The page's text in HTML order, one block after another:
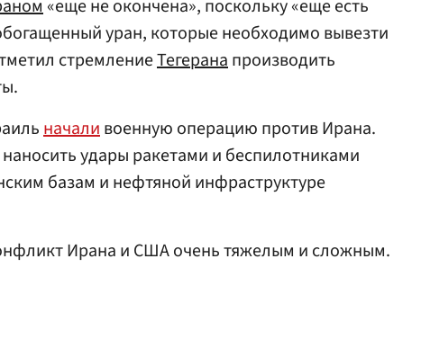
«еще не окончена», поскольку «еще есть
уран, которые необходимо вывезти
стремлениеТегеранапроизводить
началивоенную операцию против Ирана.
наносить удары ракетами и беспилотниками
базам и нефтяной инфраструктуре
Ирана и США очень тяжелым и сложным.